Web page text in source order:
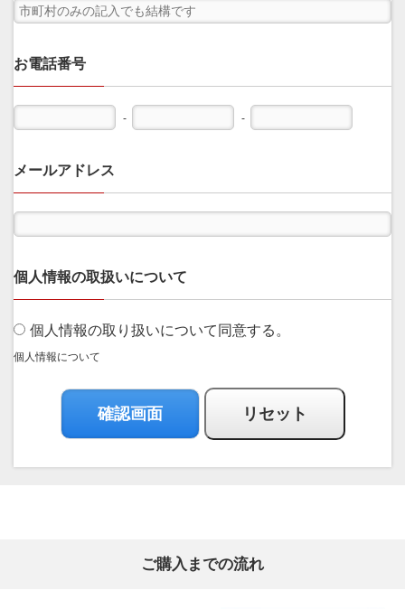
お電話番号
- -
メールアドレス
個人情報の取扱いについて
個人情報の取り扱いについて同意する。
個人情報について
ご購入までの流れ